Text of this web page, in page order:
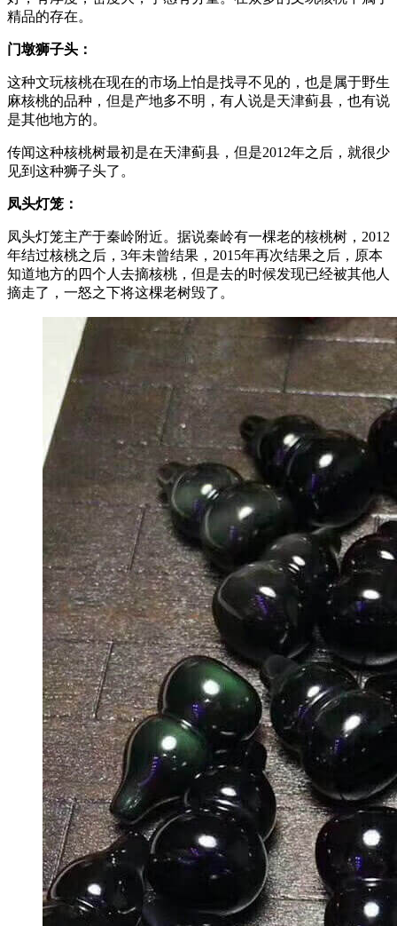
精品的存在。
门墩狮子头：
这种文玩核桃在现在的市场上怕是找寻不见的，也是属于野生
麻核桃的品种，但是产地多不明，有人说是天津蓟县，也有说
是其他地方的。
传闻这种核桃树最初是在天津蓟县，但是2012年之后，就很少
见到这种狮子头了。
凤头灯笼：
凤头灯笼主产于秦岭附近。据说秦岭有一棵老的核桃树，2012
年结过核桃之后，3年未曾结果，2015年再次结果之后，原本
知道地方的四个人去摘核桃，但是去的时候发现已经被其他人
摘走了，一怒之下将这棵老树毁了。